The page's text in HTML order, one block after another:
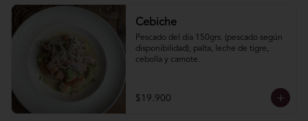
Cebiche
Pescado del día 150grs. (pescado según
disponibilidad), palta, leche de tigre,
cebolla y camote.
$19.900